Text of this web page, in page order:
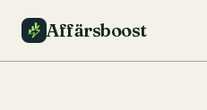
Affärsboost